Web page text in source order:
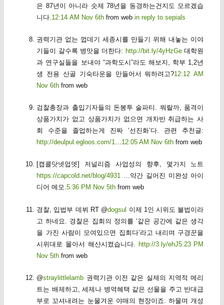
은 87년이 아니라 숫제 78년을 동경하는건지도 모르겠습
니다.12:14 AM Nov 6th from web in reply to sepials
권력기관 없는 껍데기 세종시를 만들기 위해 내놓는 이야
기들이 갈수록 병맛을 더한다: http://bit.ly/4yHzGe대학원
과 연구실들을 보내야 “과학도시”라도 해보지, 학부 1,2년
생 전용 산골 기숙타운을 만들어서 뭐하려고?12:12 AM
Nov 6th from web
검찰총장과 출입기자들의 돈봉투 술파티. 뭐랄까, 품격이
상품가치가 없고 상품가치가 없으면 개차반 취급하는 사
회 수준을 졸업하는게 진짜 ‘선진화’다. 관련 추천글:
http://deulpul.egloos.com/1…12:05 AM Nov 6th from web
[캡콜닷넷업뎃] 저널리즘 사업성의 향후, 몇가지 노트
https://capcold.net/blog/4931 …약간 길어진 미완성 아이
디어 메모.5:36 PM Nov 5th from web
경찰, 입법부 데뷔 RT @dogsul 이제 1인 시위도 불법이라
고 하네요. 경찰은 집회의 정의를 ‘같은 공간에 같은 생각
을 가진 사람이 모여있으면 집회다’라고 내리며 구경꾼을
시위대로 몰아서 해산시켰습니다. http://3.ly/ehJ5:23 PM
Nov 5th from web
@straylittlelamb 권력기관 이전 같은 실제의 지역적 메리
트는 배제하고, 세제나 병역혜택 같은 선물을 주고 반대급
부로 꼬셔내려는 눈물겨운 야매의 현장이죠. 하물며 개성